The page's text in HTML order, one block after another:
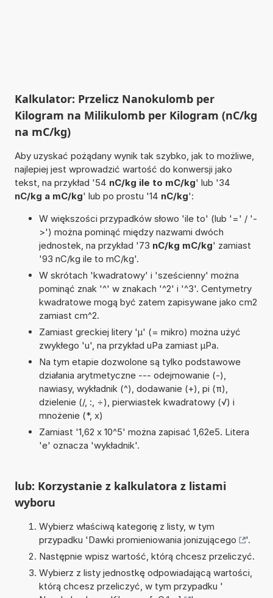
Kalkulator: Przelicz Nanokulomb per
Kilogram na Milikulomb per Kilogram (nC/kg
na mC/kg)
Aby uzyskać pożądany wynik tak szybko, jak to możliwe,
najlepiej jest wprowadzić wartość do konwersji jako
tekst, na przykład '54 nC/kg ile to mC/kg' lub '34
nC/kg a mC/kg' lub po prostu '14 nC/kg':
W większości przypadków słowo 'ile to' (lub '=' / '-
>') można pominąć między nazwami dwóch
jednostek, na przykład '73 nC/kg mC/kg' zamiast
'93 nC/kg ile to mC/kg'.
W skrótach 'kwadratowy' i 'sześcienny' można
pominąć znak '^' w znakach '^2' i '^3'. Centymetry
kwadratowe mogą być zatem zapisywane jako cm2
zamiast cm^2.
Zamiast greckiej litery 'µ' (= mikro) można użyć
zwykłego 'u', na przykład uPa zamiast µPa.
Na tym etapie dozwolone są tylko podstawowe
działania arytmetyczne --- odejmowanie (-),
nawiasy, wykładnik (^), dodawanie (+), pi (π),
dzielenie (/, :, ÷), pierwiastek kwadratowy (√) i
mnożenie (*, x)
Zamiast '1,62 x 10^5' można zapisać 1,62e5. Litera
'e' oznacza 'wykładnik'.
lub: Korzystanie z kalkulatora z listami
wyboru
Wybierz właściwą kategorię z listy, w tym
przypadku 'Dawki promieniowania jonizującego
'.
Następnie wpisz wartość, którą chcesz przeliczyć.
Wybierz z listy jednostkę odpowiadającą wartości,
którą chcesz przeliczyć, w tym przypadku '